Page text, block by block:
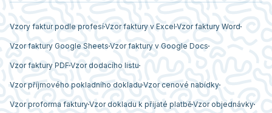
Vzory faktur podle profesíVzor faktury v Excel Vzor faktury Word
Vzor faktury Google Sheets Vzor faktury v Google Docs
Vzor faktury PDF Vzor dodacího listu
Vzor příjmového pokladního dokladu Vzor cenové nabídky
Vzor proforma fakturyVzor dokladu k přijaté platběVzor objednávky